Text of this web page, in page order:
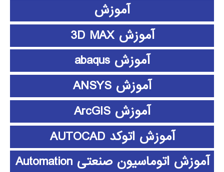
آموزش
آموزش 3D MAX
آموزش abaqus
آموزش ANSYS
آموزش ArcGIS
آموزش اتوکد AUTOCAD
آموزش اتوماسیون صنعتی Automation